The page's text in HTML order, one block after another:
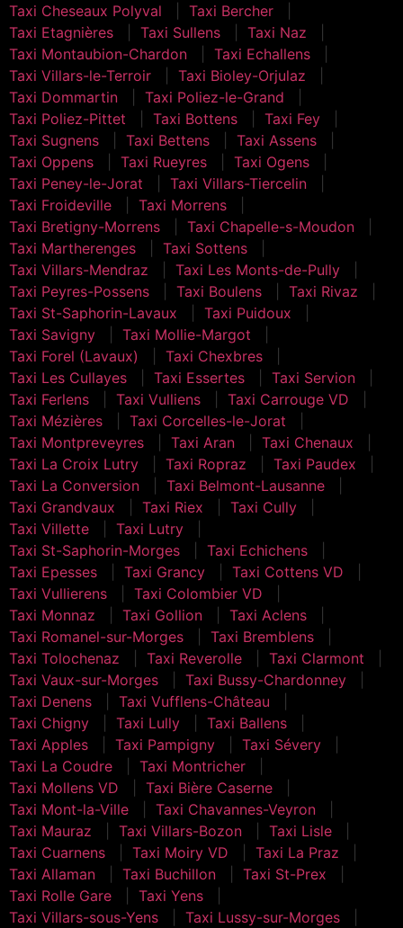
Taxi Cheseaux Polyval
Taxi Bercher
Taxi Etagnières
Taxi Sullens
Taxi Naz
Taxi Montaubion-Chardon
Taxi Echallens
Taxi Villars-le-Terroir
Taxi Bioley-Orjulaz
Taxi Dommartin
Taxi Poliez-le-Grand
Taxi Poliez-Pittet
Taxi Bottens
Taxi Fey
Taxi Sugnens
Taxi Bettens
Taxi Assens
Taxi Oppens
Taxi Rueyres
Taxi Ogens
Taxi Peney-le-Jorat
Taxi Villars-Tiercelin
Taxi Froideville
Taxi Morrens
Taxi Bretigny-Morrens
Taxi Chapelle-s-Moudon
Taxi Martherenges
Taxi Sottens
Taxi Villars-Mendraz
Taxi Les Monts-de-Pully
Taxi Peyres-Possens
Taxi Boulens
Taxi Rivaz
Taxi St-Saphorin-Lavaux
Taxi Puidoux
Taxi Savigny
Taxi Mollie-Margot
Taxi Forel (Lavaux)
Taxi Chexbres
Taxi Les Cullayes
Taxi Essertes
Taxi Servion
Taxi Ferlens
Taxi Vulliens
Taxi Carrouge VD
Taxi Mézières
Taxi Corcelles-le-Jorat
Taxi Montpreveyres
Taxi Aran
Taxi Chenaux
Taxi La Croix Lutry
Taxi Ropraz
Taxi Paudex
Taxi La Conversion
Taxi Belmont-Lausanne
Taxi Grandvaux
Taxi Riex
Taxi Cully
Taxi Villette
Taxi Lutry
Taxi St-Saphorin-Morges
Taxi Echichens
Taxi Epesses
Taxi Grancy
Taxi Cottens VD
Taxi Vullierens
Taxi Colombier VD
Taxi Monnaz
Taxi Gollion
Taxi Aclens
Taxi Romanel-sur-Morges
Taxi Bremblens
Taxi Tolochenaz
Taxi Reverolle
Taxi Clarmont
Taxi Vaux-sur-Morges
Taxi Bussy-Chardonney
Taxi Denens
Taxi Vufflens-Château
Taxi Chigny
Taxi Lully
Taxi Ballens
Taxi Apples
Taxi Pampigny
Taxi Sévery
Taxi La Coudre
Taxi Montricher
Taxi Mollens VD
Taxi Bière Caserne
Taxi Mont-la-Ville
Taxi Chavannes-Veyron
Taxi Mauraz
Taxi Villars-Bozon
Taxi Lisle
Taxi Cuarnens
Taxi Moiry VD
Taxi La Praz
Taxi Allaman
Taxi Buchillon
Taxi St-Prex
Taxi Rolle Gare
Taxi Yens
Taxi Villars-sous-Yens
Taxi Lussy-sur-Morges